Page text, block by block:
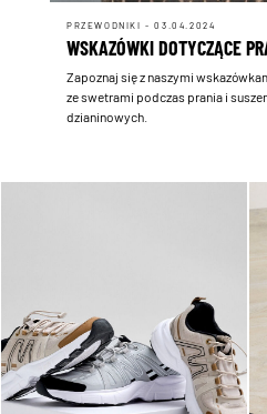
PRZEWODNIKI - 03.04.2024
WSKAZÓWKI DOTYCZĄCE
Zapoznaj się z naszymi
ze swetrami podczas prania i
dzianinowych.